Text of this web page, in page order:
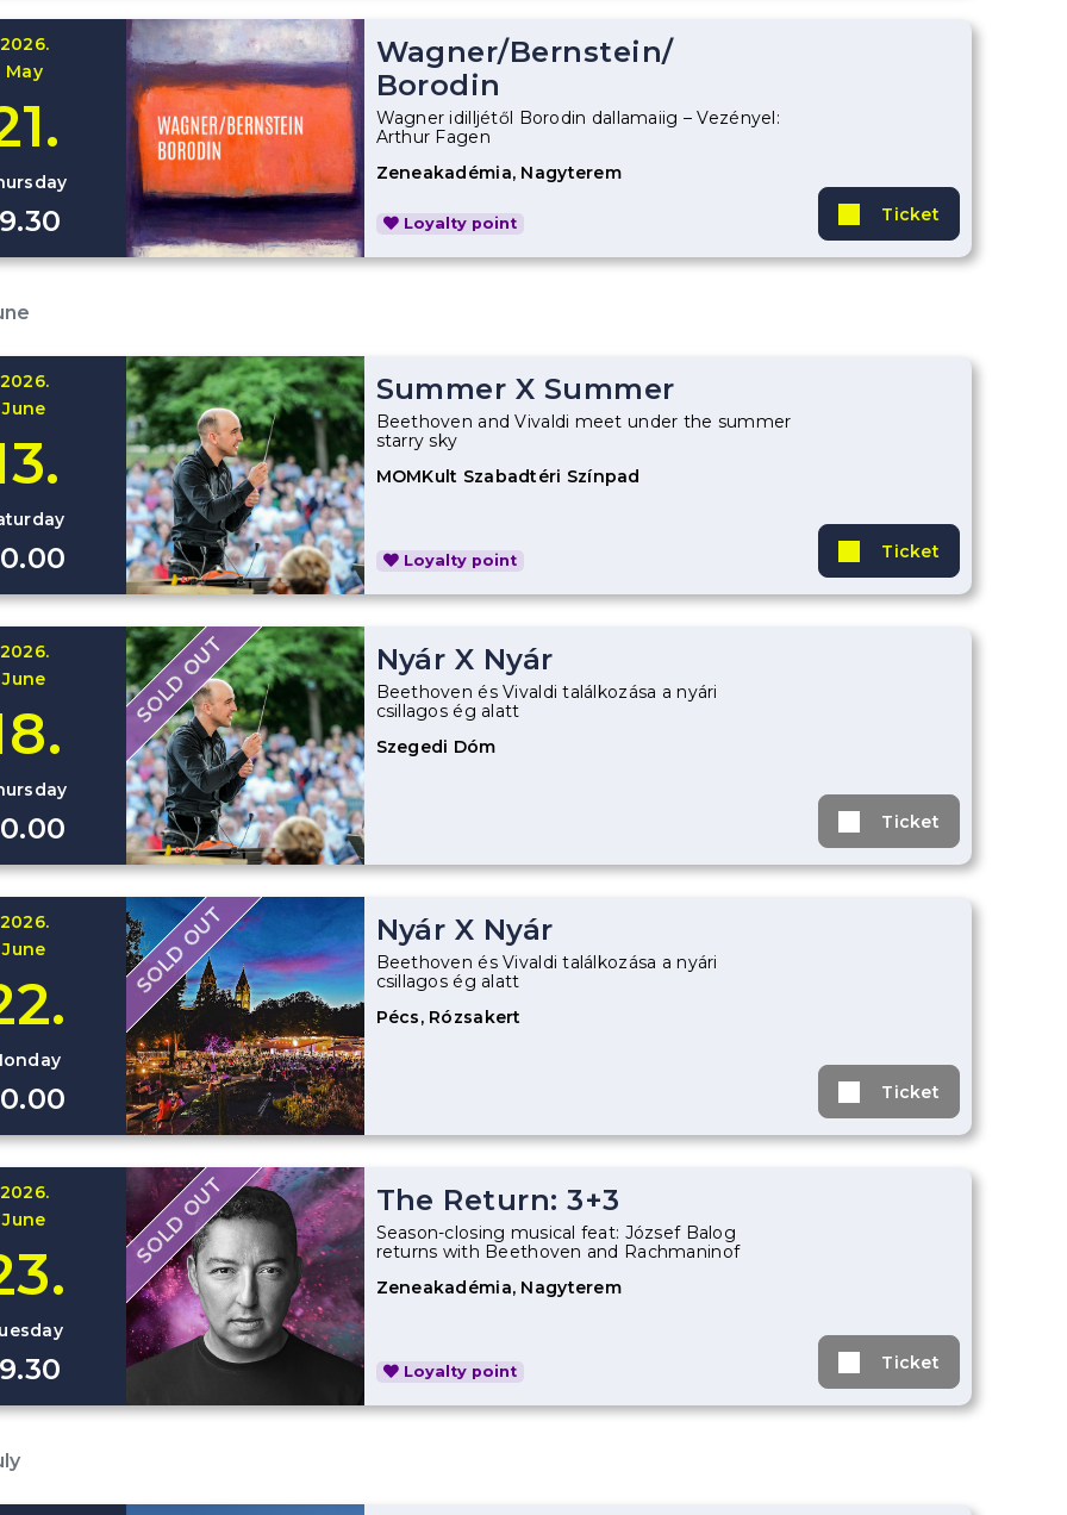
2026.
May
Wagner/Bernstein/
Borodin
Wagner idilljétől Borodin dallamaiig – Vezényel:
Arthur Fagen
Zeneakadémia, Nagyterem
Loyalty point Ticket
2026.
June
Summer X Summer
Beethoven and Vivaldi meet under the summer
starry sky
MOMKult Szabadtéri Színpad
Loyalty point Ticket
2026.
June
SOLD OUT Nyár X Nyár
Beethoven és Vivaldi találkozása a nyári
csillagos ég alatt
Szegedi Dóm
Ticket
2026.
June
SOLD OUT Nyár X Nyár
Beethoven és Vivaldi találkozása a nyári
csillagos ég alatt
Pécs, Rózsakert
Ticket
2026.
June
SOLD OUT The Return: 3+3
Season-closing musical feat: József Balog
returns with Beethoven and Rachmaninof
Zeneakadémia, Nagyterem
Loyalty point Ticket